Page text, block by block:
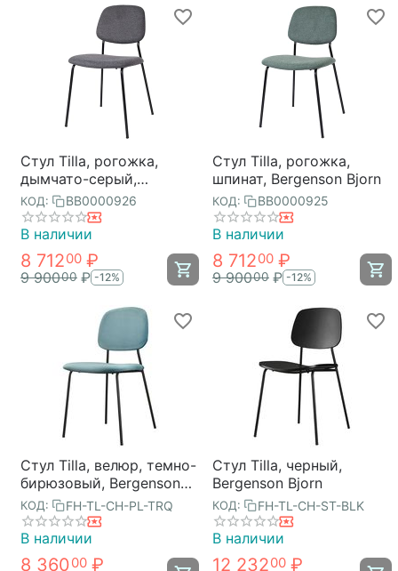
Стул Tilla, рогожка,
дымчато-серый,
Bergenson Bjorn
КОД: BB0000926
В наличии
8 71200 ₽
9 90000 ₽ -12%
Стул Tilla, рогожка,
шпинат, Bergenson Bjorn
КОД: BB0000925
В наличии
8 71200 ₽
9 90000 ₽ -12%
Стул Tilla, велюр, темно-
бирюзовый, Bergenson
Bjorn
КОД: FH-TL-CH-PL-TRQ
В наличии
8 36000 ₽
Стул Tilla, черный,
Bergenson Bjorn
КОД: FH-TL-CH-ST-BLK
В наличии
12 23200 ₽